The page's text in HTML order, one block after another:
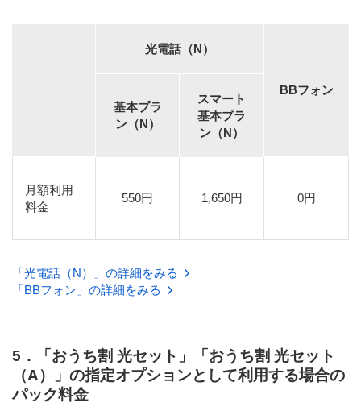
光電話（N）
BBフォン
基本プラ
ン（N）
スマート
基本プラ
ン（N）
月額利用
料金
550円 1,650円 0円
「光電話（N）」の詳細をみる
「BBフォン」の詳細をみる
5．「おうち割 光セット」「おうち割 光セット
（A）」の指定オプションとして利用する場合の
パック料金